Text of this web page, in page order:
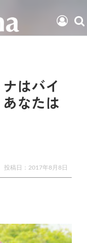
はバイ
なたは
投稿日： 2017年8月8日